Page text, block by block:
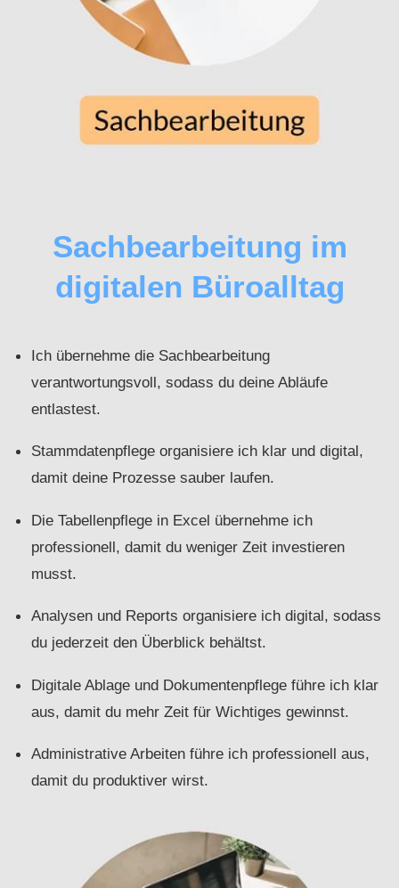
Sachbearbeitung im
digitalen Büroalltag
Ich übernehme die Sachbearbeitung
verantwortungsvoll, sodass du deine Abläufe
entlastest.
Stammdatenpflege organisiere ich klar und digital,
damit deine Prozesse sauber laufen.
Die Tabellenpflege in Excel übernehme ich
professionell, damit du weniger Zeit investieren
musst.
Analysen und Reports organisiere ich digital, sodass
du jederzeit den Überblick behältst.
Digitale Ablage und Dokumentenpflege führe ich klar
aus, damit du mehr Zeit für Wichtiges gewinnst.
Administrative Arbeiten führe ich professionell aus,
damit du produktiver wirst.